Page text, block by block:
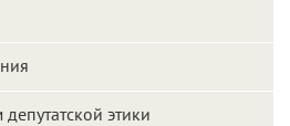
этики